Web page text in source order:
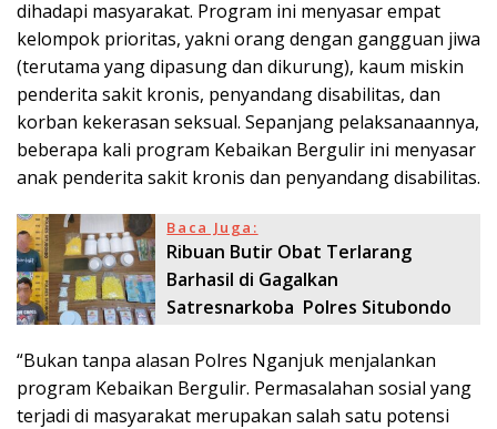
dihadapi masyarakat. Program ini menyasar empat
kelompok prioritas, yakni orang dengan gangguan jiwa
(terutama yang dipasung dan dikurung), kaum miskin
penderita sakit kronis, penyandang disabilitas, dan
korban kekerasan seksual. Sepanjang pelaksanaannya,
beberapa kali program Kebaikan Bergulir ini menyasar
anak penderita sakit kronis dan penyandang disabilitas.
Baca Juga:
Ribuan Butir Obat Terlarang
Barhasil di Gagalkan
Satresnarkoba Polres Situbondo
“Bukan tanpa alasan Polres Nganjuk menjalankan
program Kebaikan Bergulir. Permasalahan sosial yang
terjadi di masyarakat merupakan salah satu potensi